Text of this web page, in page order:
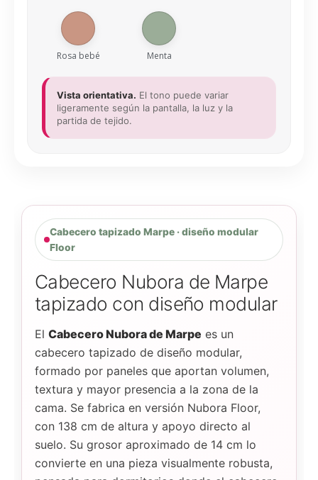
Rosa bebé Menta
Vista orientativa. El tono puede variar
ligeramente según la pantalla, la luz y la
partida de tejido.
Cabecero tapizado Marpe · diseño modular
Floor
Cabecero Nubora de Marpe
tapizado con diseño modular
El Cabecero Nubora de Marpe es un
cabecero tapizado de diseño modular,
formado por paneles que aportan volumen,
textura y mayor presencia a la zona de la
cama. Se fabrica en versión Nubora Floor,
con 138 cm de altura y apoyo directo al
suelo. Su grosor aproximado de 14 cm lo
convierte en una pieza visualmente robusta,